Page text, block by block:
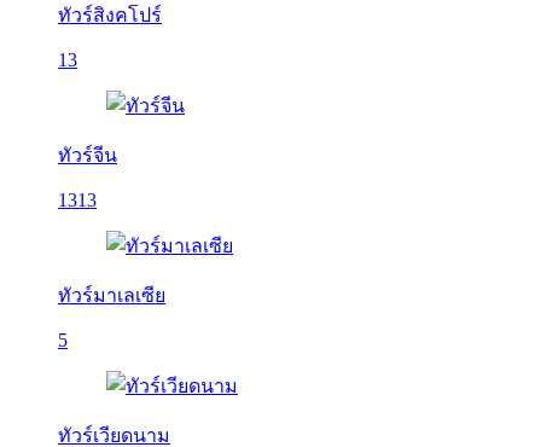
ทัวร์สิงคโปร์
13
ทัวร์จีน
1313
ทัวร์มาเลเซีย
5
ทัวร์เวียดนาม